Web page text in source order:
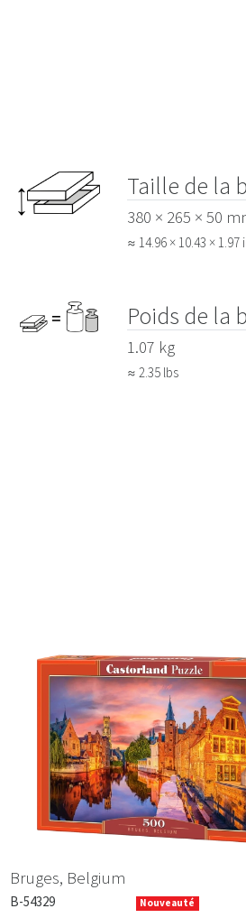
Taille de la
380 × 265 × 50
≈ 14.96 × 10.43 × 1.97
Poids de la
1.07 kg
≈ 2.35 lbs
Bruges, Belgium
B-54329 Nouveauté